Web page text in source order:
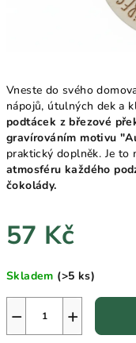
Vneste do svého
nápojů, útulných dek a
podtácek z březové
gravírováním motivu
praktický doplněk. Je
atmosféru každého
čokolády.
57 Kč
cena:
Skladem (>5 ks)
+
−